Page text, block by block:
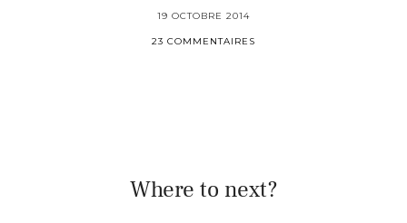
19 OCTOBRE 2014
23 COMMENTAIRES
Where to next?